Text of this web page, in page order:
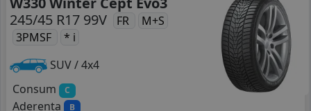
245/45 R17 99V
FR
M+S
3PMSF
* i
SUV / 4x4
Consum
C
Aderenta B